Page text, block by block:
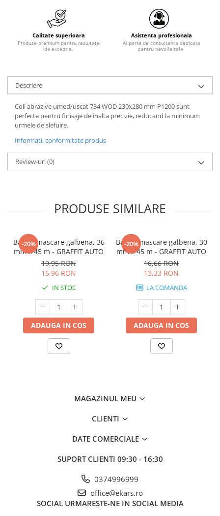
Calitate superioara
Produse premium pentru rezultate
de exceptie.
Asistenta profesionala
Ai parte de consultanta dedicata
pentru nevoile tale.
Descriere
Coli abrazive umed/uscat 734 WOD 230x280 mm P1200 sunt
perfecte pentru finisaje de inalta precizie, reducand la minimum
urmele de slefuire.
Informatii conformitate produs
Review-uri(0)
PRODUSE SIMILARE
-20%
Banda mascare galbena, 36
mm x 45 m - GRAFFIT AUTO
19,95 RON
15,96 RON
IN STOC
ADAUGA IN COS
-20%
Banda mascare galbena, 30
mm x 45 m - GRAFFIT AUTO
16,66 RON
13,33 RON
LA COMANDA
ADAUGA IN COS
MAGAZINUL MEU
CLIENTI
DATE COMERCIALE
SUPORT CLIENTI 09:30 - 16:30
0374996999
office@ekars.ro
SOCIAL URMARESTE-NE IN SOCIAL MEDIA